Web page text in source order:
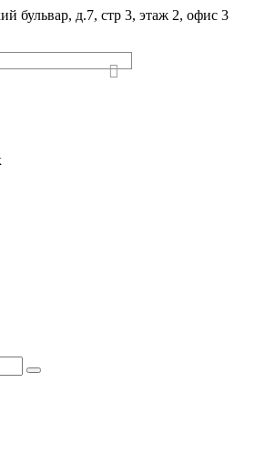
бульвар, д.7, стр 3, этаж 2, офис 3